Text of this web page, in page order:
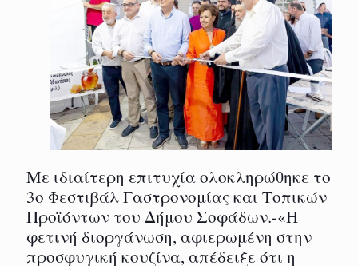
Με ιδιαίτερη επιτυχία ολοκληρώθηκε το
3ο Φεστιβάλ Γαστρονομίας και Τοπικών
Προϊόντων του Δήμου Σοφάδων.-«Η
φετινή διοργάνωση, αφιερωμένη στην
προσφυγική κουζίνα, απέδειξε ότι η